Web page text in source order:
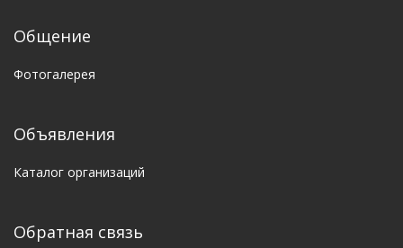
Общение
Фотогалерея
Объявления
Каталог организаций
Обратная связь